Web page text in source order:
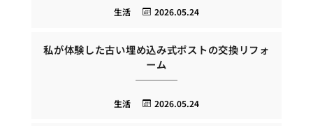
2026.05.24
生活
私が体験した古い埋め込み式ポストの交換リフォ
ーム
2026.05.24
生活